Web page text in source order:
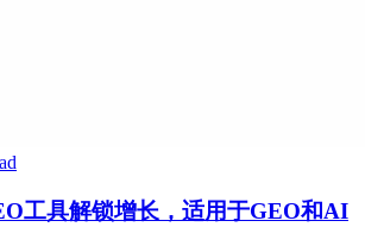
工具解锁增长，适用于GEO和AI